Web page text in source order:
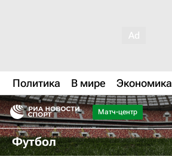
Политика В мире Экономика
Матч-центр
Футбол